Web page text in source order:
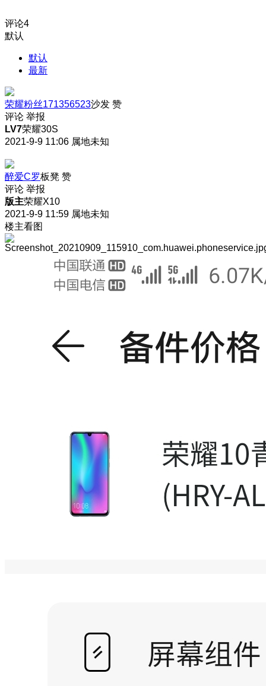
评论4
默认
默认
最新
荣耀粉丝171356523沙发 赞
评论 举报
LV7荣耀30S
2021-9-9 11:06 属地未知
醉爱C罗板凳 赞
评论 举报
版主荣耀X10
2021-9-9 11:59 属地未知
楼主看图